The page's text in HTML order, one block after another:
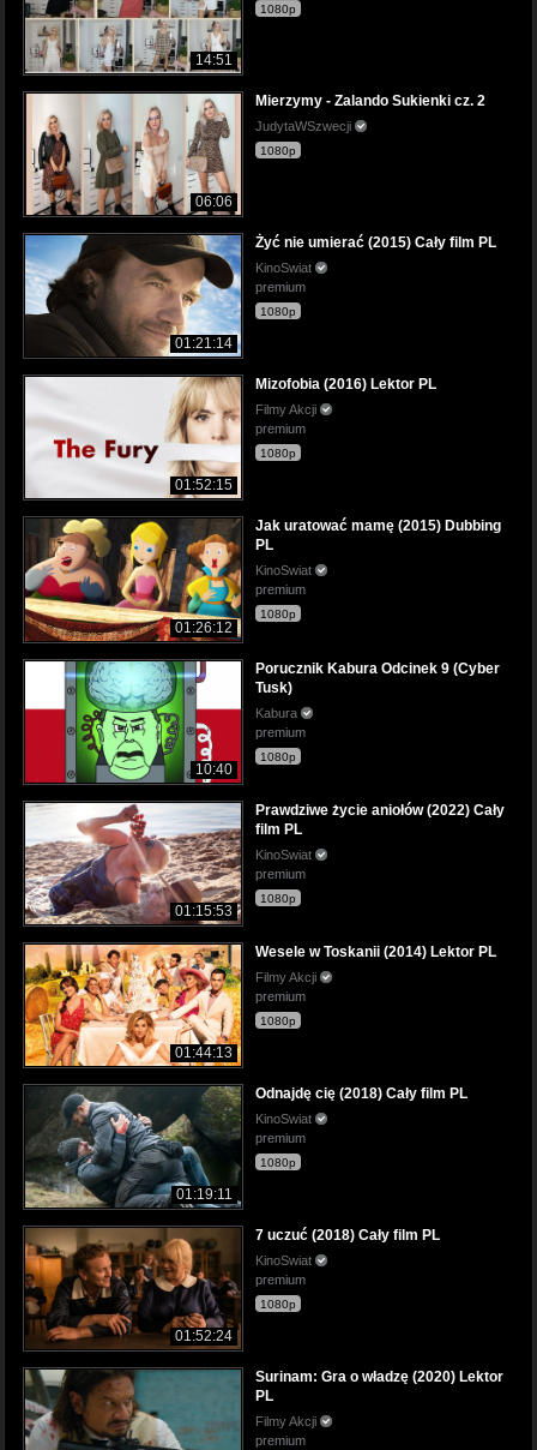
14:51
1080p
06:06
Mierzymy - Zalando Sukienki cz. 2
JudytaWSzwecji
1080p
01:21:14
Żyć nie umierać (2015) Cały film PL
KinoSwiat
premium
1080p
01:52:15
Mizofobia (2016) Lektor PL
Filmy Akcji
premium
1080p
01:26:12
Jak uratować mamę (2015) Dubbing
PL
KinoSwiat
premium
1080p
10:40
Porucznik Kabura Odcinek 9 (Cyber
Tusk)
Kabura
premium
1080p
01:15:53
Prawdziwe życie aniołów (2022) Cały
film PL
KinoSwiat
premium
1080p
01:44:13
Wesele w Toskanii (2014) Lektor PL
Filmy Akcji
premium
1080p
01:19:11
Odnajdę cię (2018) Cały film PL
KinoSwiat
premium
1080p
01:52:24
7 uczuć (2018) Cały film PL
KinoSwiat
premium
1080p
Surinam: Gra o władzę (2020) Lektor
PL
Filmy Akcji
premium